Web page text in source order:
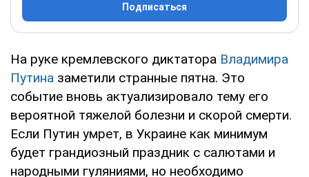
Подписаться
На руке кремлевского диктатора Владимира
Путина заметили странные пятна. Это
событие вновь актуализировало тему его
вероятной тяжелой болезни и скорой смерти.
Если Путин умрет, в Украине как минимум
будет грандиозный праздник с салютами и
народными гуляниями, но необходимо